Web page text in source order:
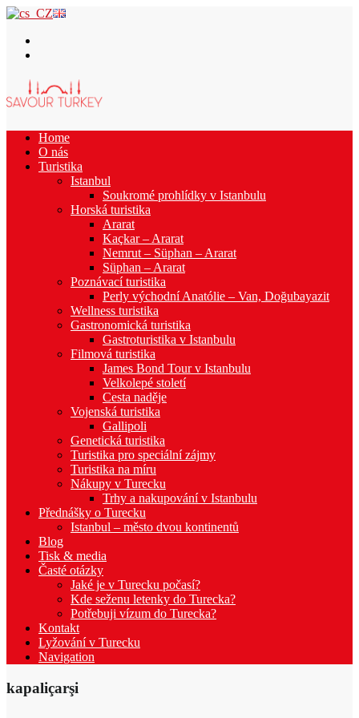
Home
O nás
Turistika
Istanbul
Soukromé prohlídky v Istanbulu
Horská turistika
Ararat
Kaçkar – Ararat
Nemrut – Süphan – Ararat
Süphan – Ararat
Poznávací turistika
Perly východní Anatólie – Van, Doğubayazit
Wellness turistika
Gastronomická turistika
Gastroturistika v Istanbulu
Filmová turistika
James Bond Tour v Istanbulu
Velkolepé století
Cesta naděje
Vojenská turistika
Gallipoli
Genetická turistika
Turistika pro speciální zájmy
Turistika na míru
Nákupy v Turecku
Trhy a nakupování v Istanbulu
Přednášky o Turecku
Istanbul – město dvou kontinentů
Blog
Tisk & media
Časté otázky
Jaké je v Turecku počasí?
Kde seženu letenky do Turecka?
Potřebuji vízum do Turecka?
Kontakt
Lyžování v Turecku
Navigation
kapaliçarşi